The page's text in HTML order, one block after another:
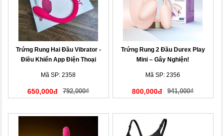
Trứng Rung Hai Đầu Vibrator -
Điều Khiển App Điện Thoại
Mã SP: 2358
650,000đ 792,000₫
Trứng Rung 2 Đầu Durex Play
Mini – Gây Nghiện!
Mã SP: 2356
800,000đ 941,000₫